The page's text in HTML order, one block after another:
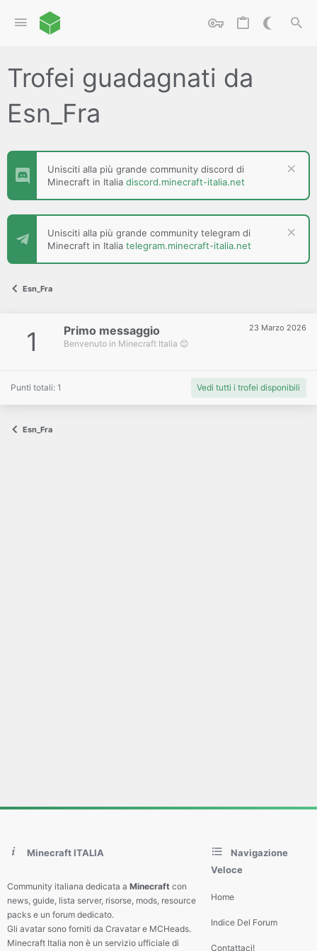
Trofei guadagnati da
Esn_Fra
Unisciti alla più grande community discord di
Minecraft in Italia discord.minecraft-italia.net
Unisciti alla più grande community telegram di
Minecraft in Italia telegram.minecraft-italia.net
Esn_Fra
1 23 Marzo 2026
Primo messaggio
Benvenuto in Minecraft Italia 😊
Punti totali: 1 Vedi tutti i trofei disponibili
Esn_Fra
Minecraft ITALIA
Community italiana dedicata a Minecraft con
news, guide, lista server, risorse, mods, resource
packs e un forum dedicato.
Gli avatar sono forniti da Cravatar e MCHeads.
Minecraft Italia non è un servizio ufficiale di
Navigazione
Veloce
Home
Indice Del Forum
Contattaci!